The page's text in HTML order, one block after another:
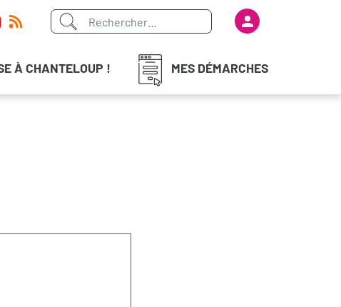
Menu du
À CHANTELOUP ! MES DÉMARCHES